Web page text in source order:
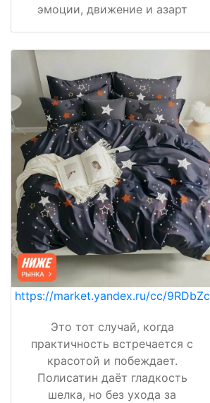
эмоции, движение и азарт
https://market.yandex.ru/cc/9RDbZc
Это тот случай, когда
практичность встречается с
красотой и побеждает.
Полисатин даёт гладкость
шелка, но без ухода за